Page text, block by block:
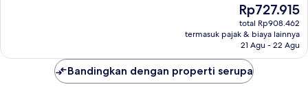
Harga
sekarang
Rp727.915
Rp727.915
total Rp908.462
termasuk pajak & biaya lainnya
21 Agu - 22 Agu
Bandingkan dengan properti serupa